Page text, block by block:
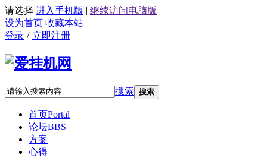
请选择 进入手机版 | 继续访问电脑版
设为首页 收藏本站
登录 / 立即注册
搜索 搜索
首页Portal
论坛BBS
方案
心得